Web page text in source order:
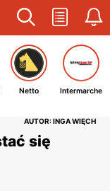
Netto Intermarche
AUTOR: INGA WIĘCH
się